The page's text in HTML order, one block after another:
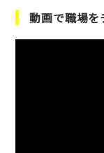
動画で職場を